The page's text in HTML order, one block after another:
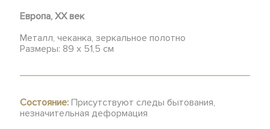
Европа, ХХ век
Металл, чеканка, зеркальное полотно
Размеры: 89 х 51,5 см
Состояние: Присутствуют следы бытования,
незначительная деформация